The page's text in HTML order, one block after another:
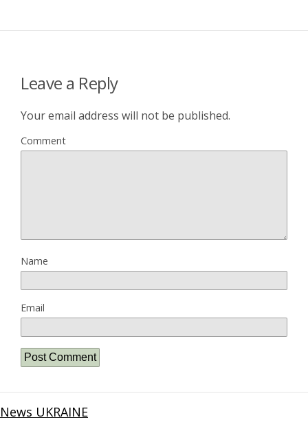
Leave a Reply
Your email address will not be published.
Comment
Name
Email
News UKRAINE